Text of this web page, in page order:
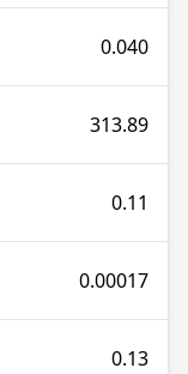
0.040
313.89
0.11
0.00017
0.13